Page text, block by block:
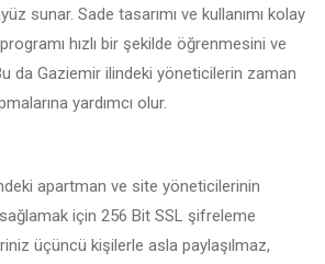
sunar. Sade tasarımı ve kullanımı kolay
hızlı bir şekilde öğrenmesini ve
da Gaziemir ilindeki yöneticilerin zaman
yardımcı olur.
apartman ve site yöneticilerinin
için 256 Bit SSL şifreleme
üçüncü kişilerle asla paylaşılmaz,